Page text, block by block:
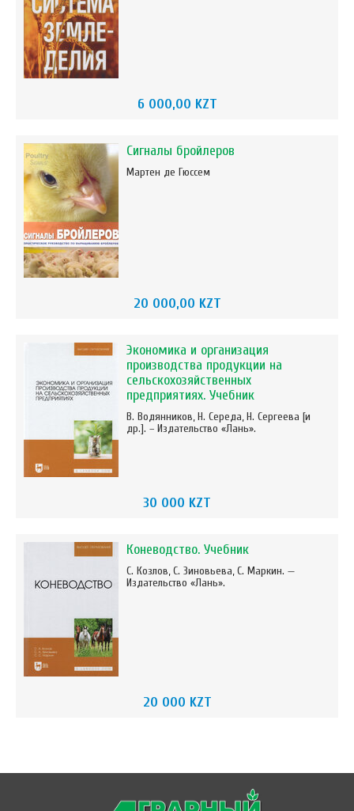
6 000,00 KZT
Сигналы бройлеров
Мартен де Гюссем
20 000,00 KZT
Экономика и организация
производства продукции на
сельскохозяйственных
предприятиях. Учебник
В. Водянников, Н. Середа, Н. Сергеева [и
др.]. – Издательство «Лань».
30 000 KZT
Коневодство. Учебник
С. Козлов, С. Зиновьева, С. Маркин. —
Издательство «Лань».
20 000 KZT